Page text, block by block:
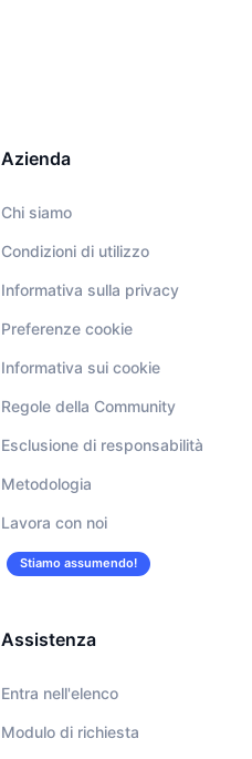
Azienda
Chi siamo
Condizioni di utilizzo
Informativa sulla privacy
Preferenze cookie
Informativa sui cookie
Regole della Community
Esclusione di responsabilità
Metodologia
Lavora con noi
Stiamo assumendo!
Assistenza
Entra nell'elenco
Modulo di richiesta